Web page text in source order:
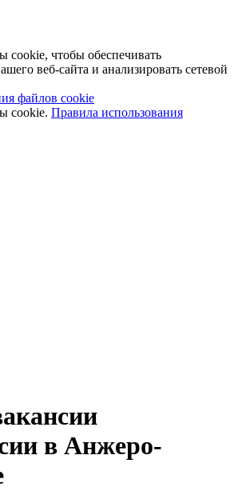
чтобы обеспечивать
веб-сайта и анализировать сетевой
файлов cookie
cookie. Правила использования
в Анжеро-